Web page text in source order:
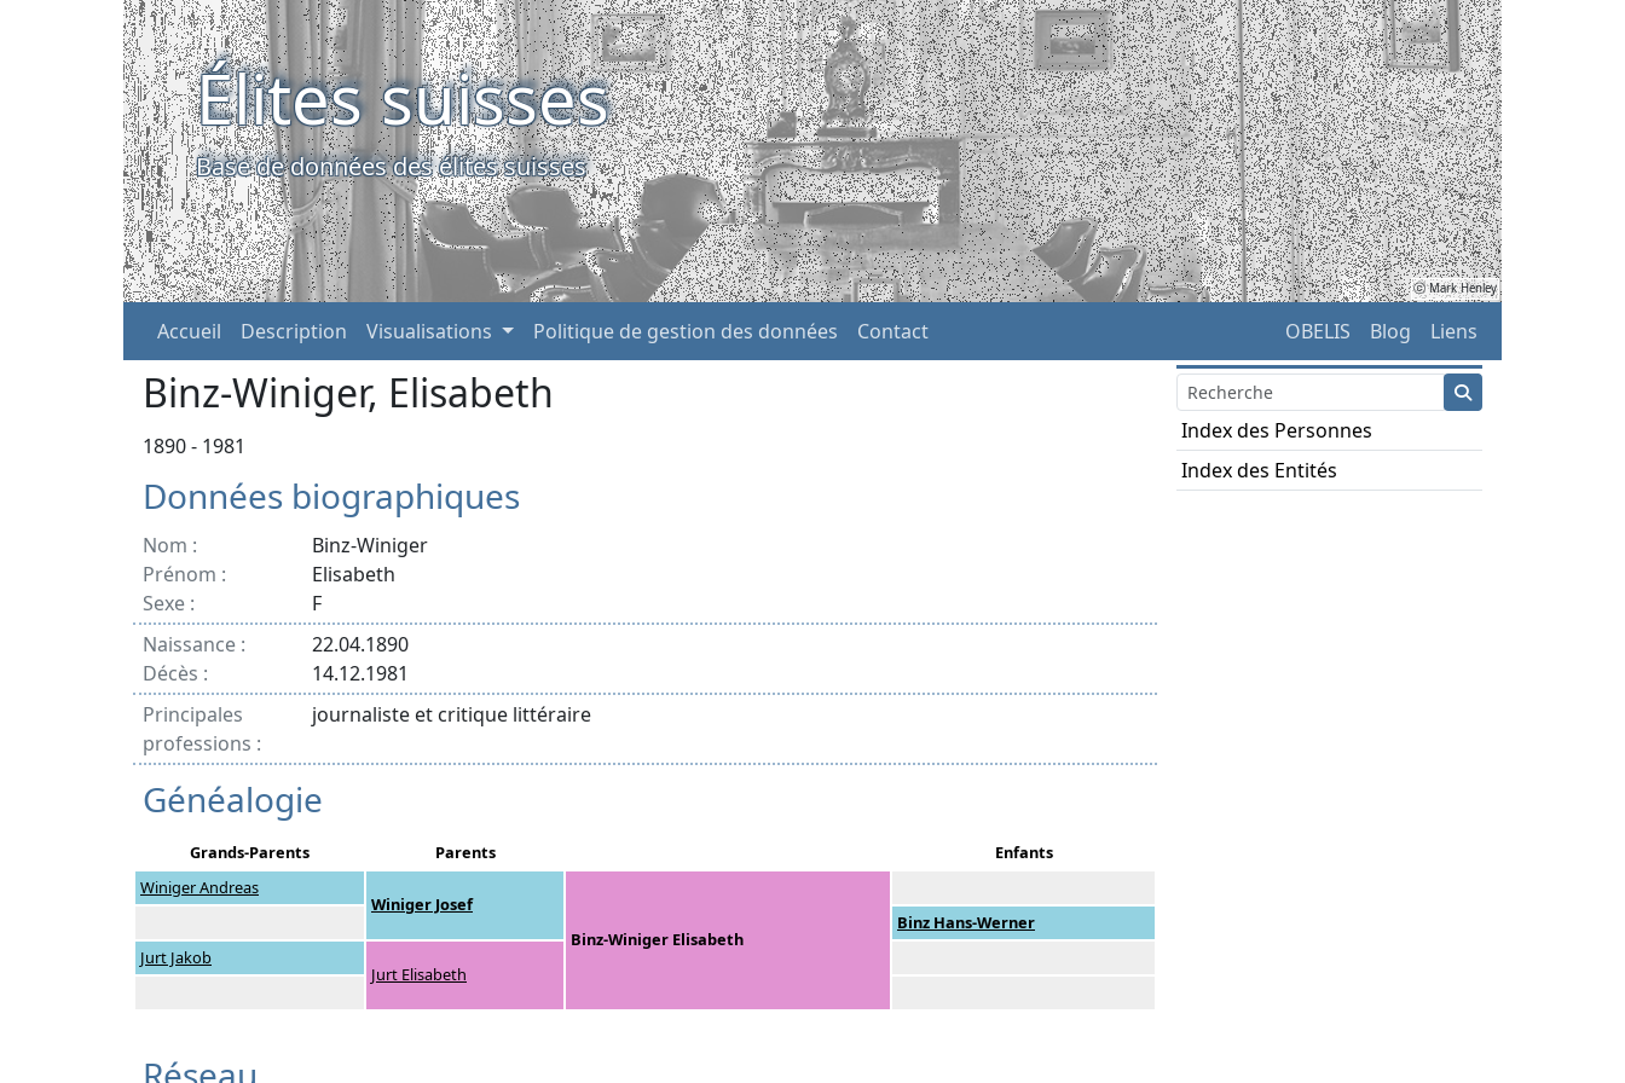
Élites suisses
Base de données des élites suisses
ⓒ Mark Henley
Accueil Description Visualisations Politique de gestion des données Contact OBELIS Blog Liens
Binz-Winiger, Elisabeth
1890 - 1981
Données biographiques
Nom :
Binz-Winiger
Prénom :
Elisabeth
Sexe :
F
Naissance :
22.04.1890
Décès :
14.12.1981
Principales
professions :
journaliste et critique littéraire
Généalogie
Grands-Parents Parents
Enfants
Winiger Andreas
Winiger Josef
Binz-Winiger Elisabeth
Binz Hans-Werner
Jurt Jakob
Jurt Elisabeth
Index des Personnes
Index des Entités